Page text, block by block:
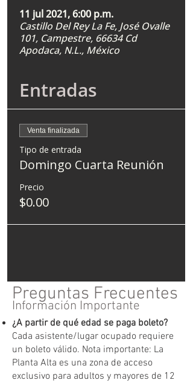
11 jul 2021, 6:00 p.m.
Castillo Del Rey La Fe, José Ovalle
101, Campestre, 66634 Cd
Apodaca, N.L., México
Entradas
Venta finalizada
Tipo de entrada
Domingo Cuarta Reunión
Precio
$0.00
Preguntas Frecuentes
Información Importante
¿A partir de qué edad se paga boleto?
Cada asistente/lugar ocupado requiere
un boleto válido. Nota importante: La
Planta Alta es una zona de acceso
exclusivo para adultos y mayores de 12